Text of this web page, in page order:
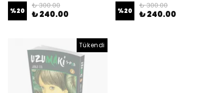
%20
₺ 300.00
₺ 240.00 %20
₺ 300.00
₺ 240.00
Tükendi